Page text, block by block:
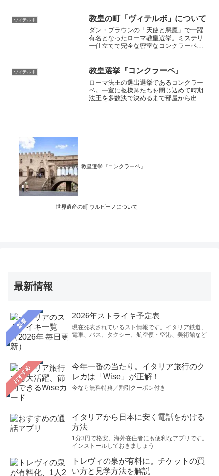
フィアスコーネ、ボルセーナ、ピティリ
アーノなどの観光の基点となります。
ヴィテルボ 教皇の町「ヴィテルボ」について
ダン・ブラウンの「天使と悪魔」で一躍
有名となったローマ教皇選挙。ミステリ
ー仕立てで完全な密室なコンクラーベの
あり、向いには教皇の住居があります。
まさに教皇の町ヴィテルボの観光案内、
町の歩き方、名所、レストランを紹介し
ます
ヴィテルボ 教皇選挙『コンクラーベ』
ローマ法王の選出選挙であるコンクラー
ベ。一室に枢機卿たちを閉じ込めて時期
法王を多数決で決めるまで部屋から出さ
教皇選挙『コンクラーベ』
世界遺産の町 ウルビーノについて
最新情報
新着
2026年ストライキ予定表
現在発表されているスト情報です。イタリア鉄道、
電車、バス、タクシー、航空便・空港、美術館など
おすすめ
今年一番の当たり。イタリア旅行のク
レカは「Wise」が正解！
今なら無料特典／割引クーポン付き
イタリアから日本に安く電話をかける
方法
1分3円で格安。海外在住者にも便利なアプリです。
インストールしておきましょう
トレヴィの泉が有料に。チケットの買
い方と見学方法を解説